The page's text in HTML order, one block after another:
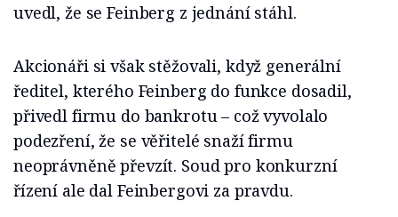
uvedl, že se Feinberg z jednání stáhl.
Akcionáři si však stěžovali, když generální
ředitel, kterého Feinberg do funkce dosadil,
přivedl firmu do bankrotu – což vyvolalo
podezření, že se věřitelé snaží firmu
neoprávněně převzít. Soud pro konkurzní
řízení ale dal Feinbergovi za pravdu.